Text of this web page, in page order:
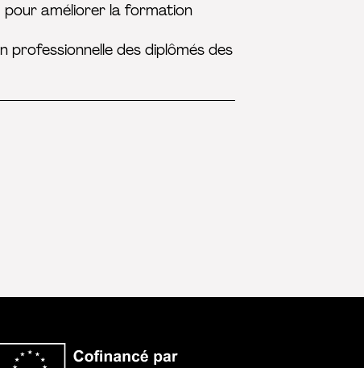
pour améliorer la formation
professionnelle des diplômés des